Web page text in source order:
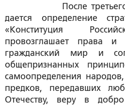
После третьего
дается определение
«Конституция
провозглашает права и
гражданский мир и
общепризнанных
самоопределения
предков, передавших
Отечеству, веру в